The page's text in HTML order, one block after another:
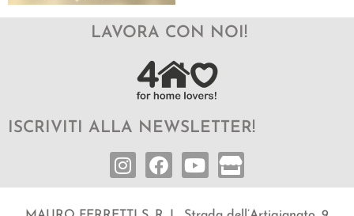
LAVORA CON NOI!
ISCRIVITI ALLA NEWSLETTER!